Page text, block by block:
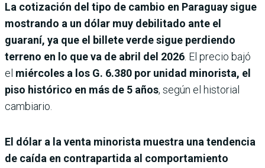
La cotización del tipo de cambio en Paraguay sigue
mostrando a un dólar muy debilitado ante el
guaraní, ya que el billete verde sigue perdiendo
terreno en lo que va de abril del 2026 . El precio bajó
el miércoles a los G. 6.380 por unidad minorista, el
piso histórico en más de 5 años, según el historial
cambiario.
El dólar a la venta minorista muestra una tendencia
de caída en contrapartida al comportamiento